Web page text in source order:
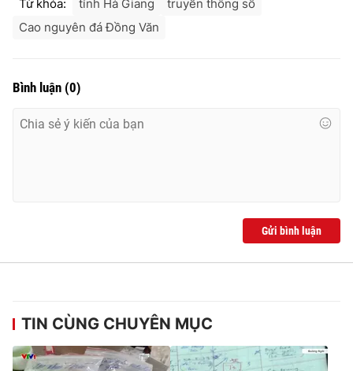
Từ khóa: tỉnh Hà Giang
truyền thông số
Cao nguyên đá Đồng Văn
Bình luận (0)
Gửi bình luận
TIN CÙNG CHUYÊN MỤC